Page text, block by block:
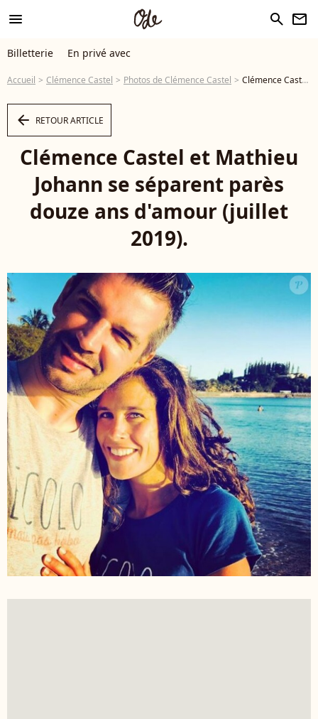
menu search newsletter
Billetterie En privé avec
Accueil Clémence Castel Photos de Clémence Castel Clémence Castel et Mathieu Johann se séparent parès douze ans d'amour (juillet 2019). - Photo
arrow_left RETOUR ARTICLE
Clémence Castel et Mathieu
Johann se séparent parès
douze ans d'amour (juillet
2019).